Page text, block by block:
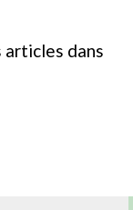
articles dans